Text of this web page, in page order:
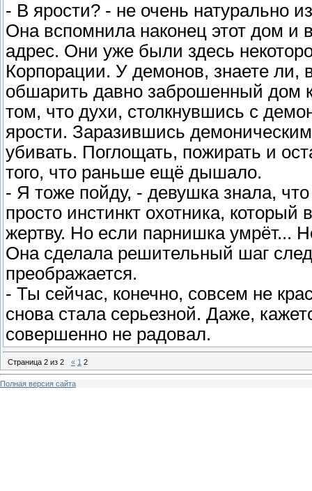
- В ярости? - не очень натурально
Она вспомнила наконец этот дом и
адрес. Они уже были здесь
Корпорации. У демонов, знаете ли,
обшарить давно заброшенный дом
том, что духи, столкнувшись с
ярости. Заразившись
убивать. Поглощать, пожирать и
того, что раньше ещё дышало.
- Я тоже пойду, - девушка знала,
просто инстинкт охотника,
жертву. Но если парнишка умрёт...
Она сделала решительный шаг
преображается.
- Ты сейчас, конечно, совсем не
снова стала серьезной. Даже,
совершенно не радовал.
Страница 2 из 2 « 1 2
Полная версия сайта